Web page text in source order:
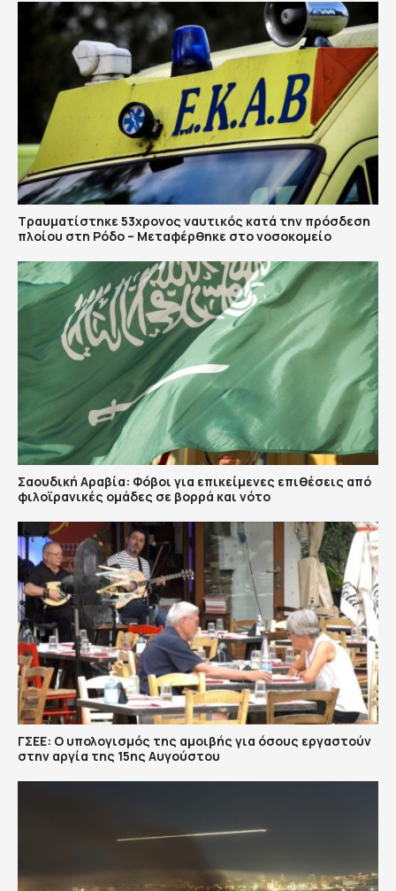
Τραυματίστηκε 53χρονος ναυτικός κατά την πρόσδεση
πλοίου στη Ρόδο – Μεταφέρθηκε στο νοσοκομείο
Σαουδική Αραβία: Φόβοι για επικείμενες επιθέσεις από
φιλοϊρανικές ομάδες σε βορρά και νότο
ΓΣΕΕ: Ο υπολογισμός της αμοιβής για όσους εργαστούν
στην αργία της 15ης Αυγούστου